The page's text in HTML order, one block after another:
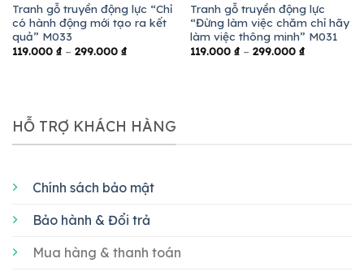
Tranh gỗ truyền động lực “Chỉ
có hành động mới tạo ra kết
quả” M033
119.000 ₫– 299.000 ₫
Tranh gỗ truyền động lực
“Đừng làm việc chăm chỉ hãy
làm việc thông minh” M031
119.000 ₫– 299.000 ₫
HỖ TRỢ KHÁCH HÀNG
Chính sách bảo mật
Bảo hành & Đổi trả
Mua hàng & thanh toán